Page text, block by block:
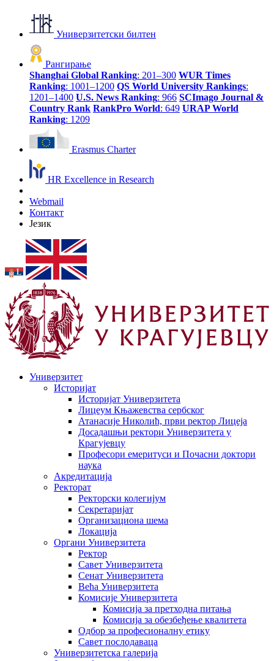
Универзитетски билтен
Рангирање
Shanghai Global Ranking: 201–300 WUR Times
Ranking: 1001–1200 QS World University Rankings:
1201–1400 U.S. News Ranking: 966 SCImago Journal &
Country Rank RankPro World: 649 URAP World
Ranking: 1209
Erasmus Charter
HR Excellence in Research
Webmail
Контакт
Језик
Универзитет
Историјат
Историјат Универзитета
Лицеум Књажевства сербског
Атанасије Николић, први ректор Лицеја
Досадашњи ректори Универзитета у
Крагујевцу
Професори емеритуси и Почасни доктори
наука
Акредитација
Ректорат
Ректорски колегијум
Секретаријат
Организациона шема
Локација
Органи Универзитета
Ректор
Савет Универзитета
Сенат Универзитета
Већа Универзитета
Комисије Универзитета
Комисија за претходна питања
Комисија за обезбеђење квалитета
Одбор за професионалну етику
Савет послодаваца
Универзитетска галерија